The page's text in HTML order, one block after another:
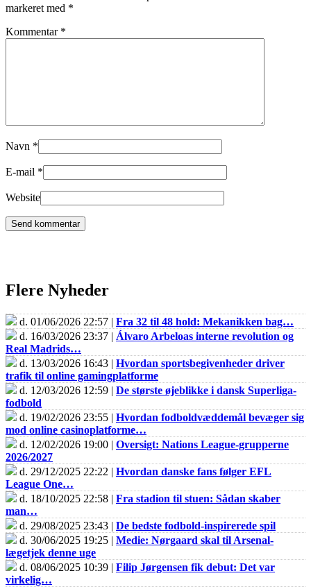
markeret med *
Kommentar *
Navn *
E-mail *
Website
Flere Nyheder
d. 01/06/2026 22:57 | Fra 32 til 48 hold: Mekanikken bag…
d. 16/03/2026 23:37 | Álvaro Arbeloas interne revolution og
Real Madrids…
d. 13/03/2026 16:43 | Hvordan sportsbegivenheder driver
trafik til online gamingplatforme
d. 12/03/2026 12:59 | De største øjeblikke i dansk Superliga-
fodbold
d. 19/02/2026 23:55 | Hvordan fodboldvæddemål bevæger sig
mod online casinoplatforme…
d. 12/02/2026 19:00 | Oversigt: Nations League-grupperne
2026/2027
d. 29/12/2025 22:22 | Hvordan danske fans følger EFL
League One…
d. 18/10/2025 22:58 | Fra stadion til stuen: Sådan skaber
man…
d. 29/08/2025 23:43 | De bedste fodbold-inspirerede spil
d. 30/06/2025 19:25 | Medie: Nørgaard skal til Arsenal-
lægetjek denne uge
d. 08/06/2025 10:39 | Filip Jørgensen fik debut: Det var
virkelig…